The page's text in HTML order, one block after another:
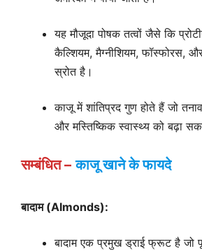
यह मौजूदा पोषक तत्वों जैसे कि
कैल्शियम, मैग्नीशियम, फॉस्फोरस,
स्रोत है।
काजू में शांतिप्रद गुण होते हैं जो
और मस्तिष्किक स्वास्थ्य को बढ़ा
सम्बंधित – काजू खाने के फायदे
बादाम (Almonds):
बादाम एक प्रमुख ड्राई फ्रूट है जो